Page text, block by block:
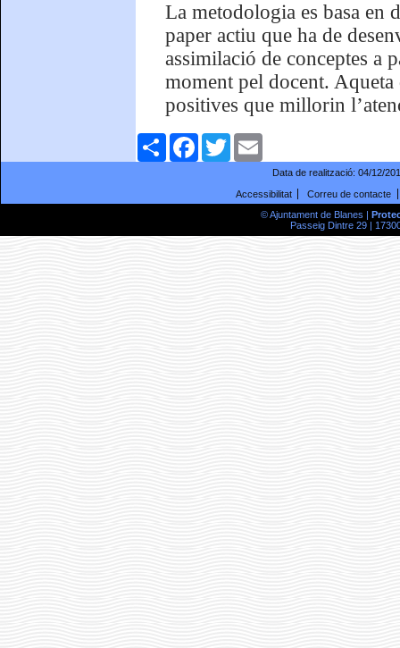
La metodologia es basa en
paper actiu que ha de
assimilació de conceptes a
moment pel docent.
positives que millorin
ComparteixFacebookTwitter
Data de realització: 04/12/
Accessibilitat
Correu de contacte
© Ajuntament de Blanes |
Passeig Dintre 29 |